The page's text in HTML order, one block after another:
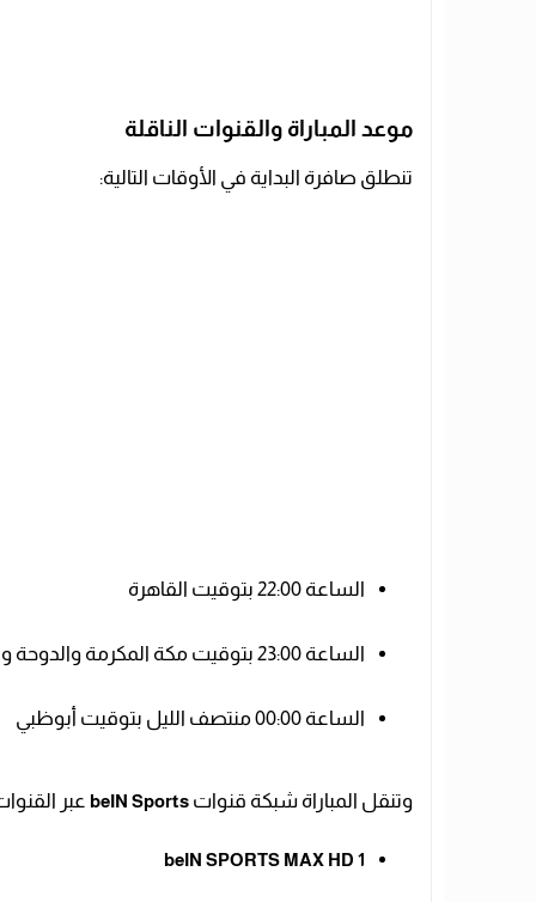
موعد المباراة والقنوات الناقلة
تنطلق صافرة البداية في الأوقات التالية:
الساعة 22:00 بتوقيت القاهرة
الساعة 23:00 بتوقيت مكة المكرمة والدوحة والكويت
الساعة 00:00 منتصف الليل بتوقيت أبوظبي
وتنقل المباراة شبكة قنوات beIN Sports عبر
beIN SPORTS MAX HD 1